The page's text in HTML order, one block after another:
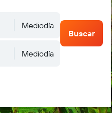
Mediodía
Mediodía
Buscar